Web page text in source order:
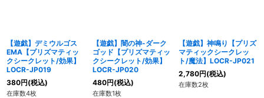
【遊戯】デミウルゴス
EMA【プリズマティッ
クシークレット/効果】
LOCR-JP019
380円(税込)
在庫数4枚
【遊戯】闇の神-ダーク
ゴッド【プリズマティッ
クシークレット/効果】
LOCR-JP020
480円(税込)
在庫数1枚
【遊戯】神鳴り【プリズ
マティックシークレッ
ト/魔法】LOCR-JP021
2,780円(税込)
在庫数2枚